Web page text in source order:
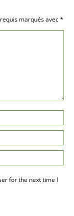
marqués avec*
for the next time I